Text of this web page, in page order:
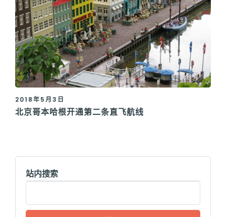
2018年5月3日
北京哥本哈根开通第二条直飞航线
站内搜索